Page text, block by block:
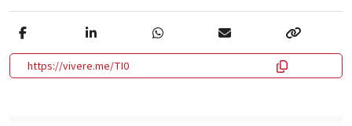
https://vivere.me/TI0